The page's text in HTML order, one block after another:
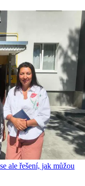
ale řešení, jak můžou